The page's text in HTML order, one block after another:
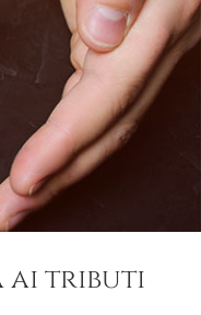
ai tributi